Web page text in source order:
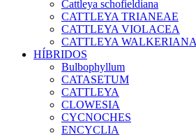
Cattleya schofieldiana
CATTLEYA TRIANEAE
CATTLEYA VIOLACEA
CATTLEYA WALKERIANA
HÍBRIDOS
Bulbophyllum
CATASETUM
CATTLEYA
CLOWESIA
CYCNOCHES
ENCYCLIA